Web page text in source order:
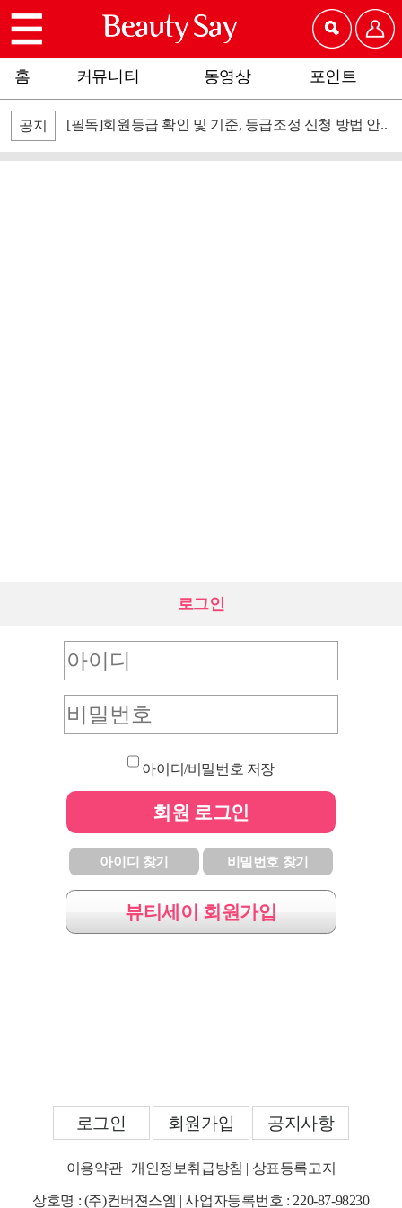
홈 커뮤니티 동영상 포인트
공지 [필독]회원등급 확인 및 기준, 등급조정 신청 방법 안..
로그인
아이디/비밀번호 저장
회원 로그인
아이디 찾기 비밀번호 찾기
뷰티세이 회원가입
로그인 회원가입 공지사항
이용약관| 개인정보취급방침 | 상표등록고지
상호명 : (주)컨버젼스엠 | 사업자등록번호 : 220-87-98230